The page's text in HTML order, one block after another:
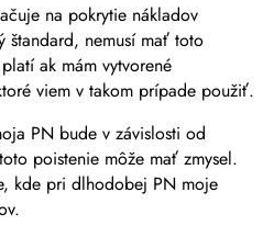
na pokrytie nákladov
štandard, nemusí mať toto
ak mám vytvorené
viem v takom prípade použiť.
PN bude v závislosti od
poistenie môže mať zmysel.
kde pri dlhodobej PN moje